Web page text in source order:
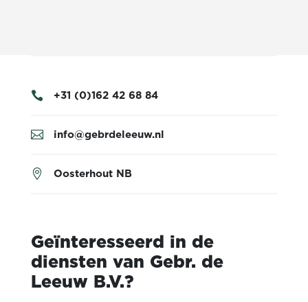
 +31 (0)162 42 68 84
 info@gebrdeleeuw.nl
 Oosterhout NB
Geïnteresseerd in de
diensten van Gebr. de
Leeuw B.V.?